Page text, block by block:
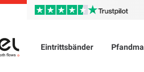
Eintrittsbänder